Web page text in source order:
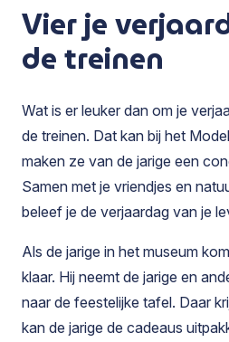
Vier je
de treinen
Wat is er leuker dan om je
de treinen. Dat kan bij het
maken ze van de jarige een
Samen met je vriendjes en
beleef je de verjaardag van je
Als de jarige in het museum
klaar. Hij neemt de jarige en
naar de feestelijke tafel. Daar
kan de jarige de cadeaus